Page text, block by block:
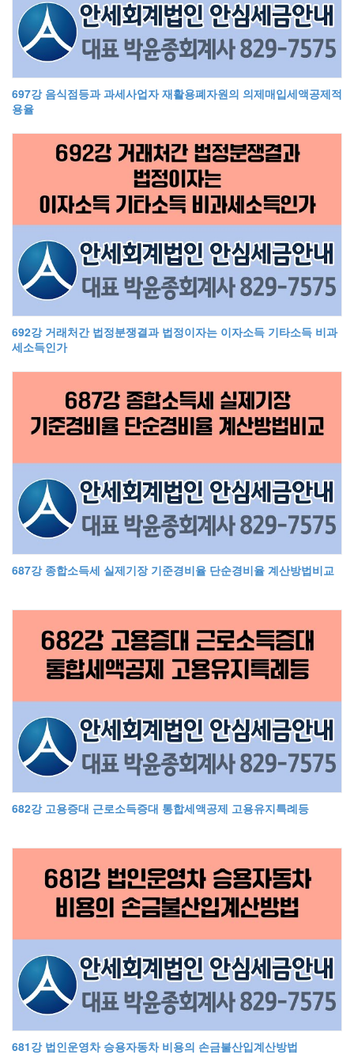
697강 음식점등과 과세사업자 재활용폐자원의 의제매입세액공제적
용율
692강 거래처간 법정분쟁결과 법정이자는 이자소득 기타소득 비과
세소득인가
687강 종합소득세 실제기장 기준경비율 단순경비율 계산방법비교
682강 고용증대 근로소득증대 통합세액공제 고용유지특례등
681강 법인운영차 승용자동차 비용의 손금불산입계산방법